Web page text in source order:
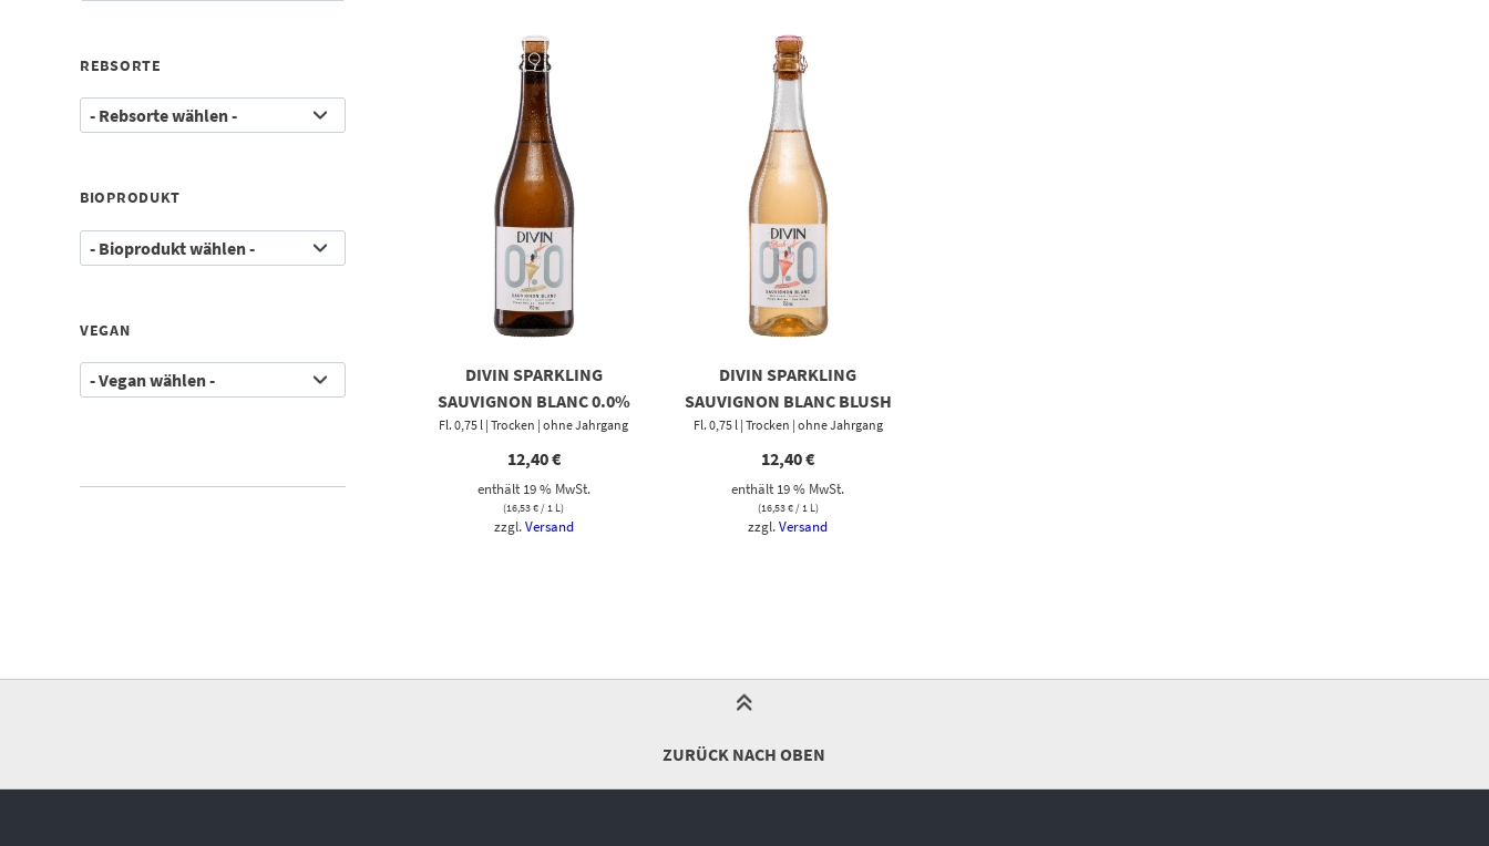
DIVIN SPARKLING
SAUVIGNON BLANC 0.0%
Fl. 0,75 l | Trocken | ohne Jahrgang
12,40€
enthält 19 % MwSt.
(16,53€/ 1 L)
zzgl.Versand
DIVIN SPARKLING
SAUVIGNON BLANC BLUSH
ROSÉ 0.0%
Fl. 0,75 l | Trocken | ohne Jahrgang
12,40€
enthält 19 % MwSt.
(16,53€/ 1 L)
zzgl.Versand
REBSORTE
BIOPRODUKT
VEGAN
ZURÜCK NACH OBEN